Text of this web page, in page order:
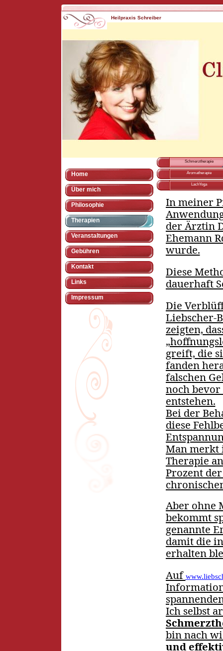
Heilpraxis Schreiber
Home
Über mich
Philosophie
Therapien
Veranstaltungen
Gebühren
Kontakt
Links
Impressum
Schmerztherapie
Aromatherapie
LachYoga
In meiner
der Ärztin
Ehemann
wurde.
Diese
dauerhaft
Die
Liebscher-
zeigten,
greift, die
fanden
falschen
noch bevor
entstehen.
Bei der
diese
Man merkt
Therapie
Prozent
Aber ohne
bekommt
genannte
damit die
erhalten
Auf
Ich selbst
bin nach
und